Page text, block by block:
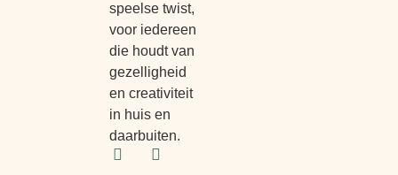
speelse twist,
voor iedereen
die houdt van
gezelligheid
en creativiteit
in huis en
daarbuiten.